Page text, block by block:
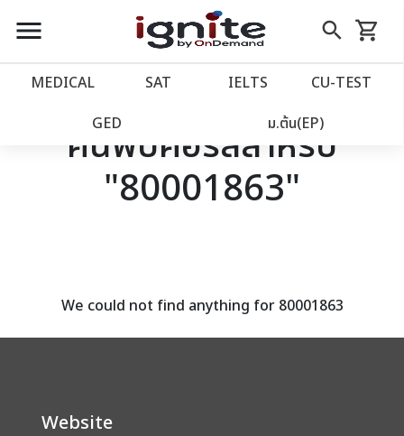
close
account_balance หน้าแรก
เว็บไซต์อิกไนท์
โปรโมชั่น
assignment ลงทะเบียน
menu search
Skip
to
shopping_cart
รถเข็น
MEDICAL SAT IELTS CU‑TEST
GED ม.ต้น(EP)
ค้นพบคอร์สสำหรับ
"80001863"
We could not find anything for 80001863
Website